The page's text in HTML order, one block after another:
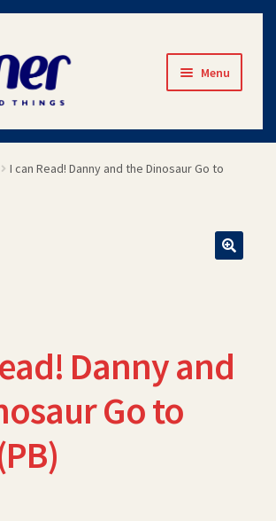
Menu
(BR)
I can Read! Danny and the Dinosaur Go to
Danny and
Go to